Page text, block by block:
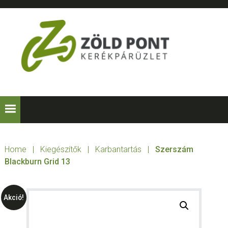
Skip
navigation
Skip
content
Skip
ZÖLD
PONT
Home | Kiegészítők | Karbantartás |
Szerszám
Blackburn Grid 13
Akció!